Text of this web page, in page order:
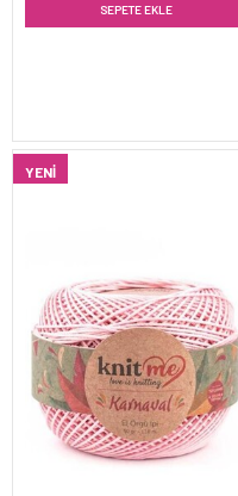
SEPETE EKLE
YENI